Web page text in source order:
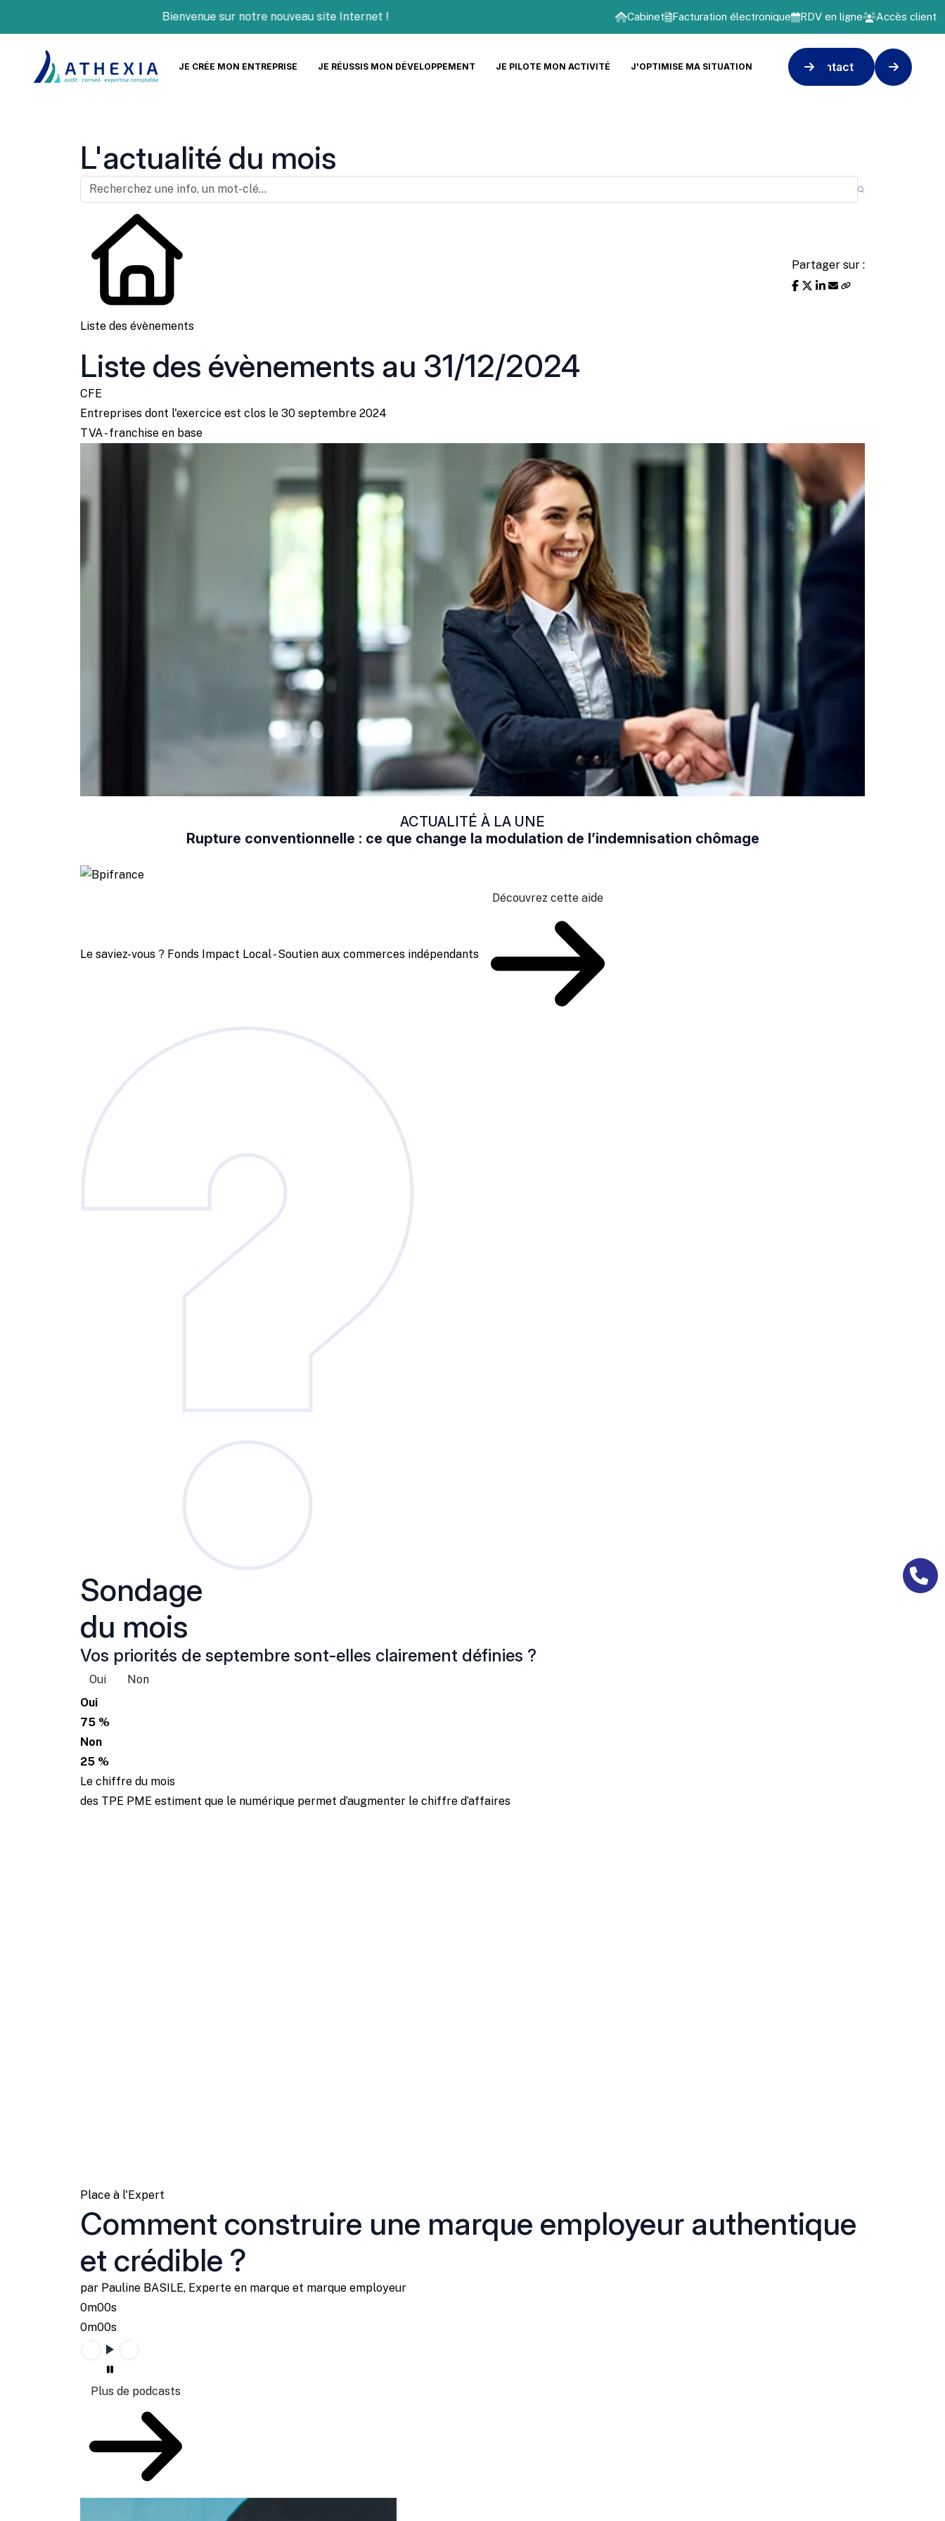
Bienvenue sur notre nouveau site Internet ! Cabinet Facturation électronique RDV en ligne Accès client
JE CRÉE MON ENTREPRISE JE RÉUSSIS MON DÉVELOPPEMENT JE PILOTE MON ACTIVITÉ J'OPTIMISE MA SITUATION Contact
L'actualité du mois
Liste des évènements
Partager sur :
Liste des évènements au 31/12/2024
CFE
Entreprises dont l'exercice est clos le 30 septembre 2024
TVA - franchise en base
ACTUALITÉ À LA UNE
Rupture conventionnelle : ce que change la modulation de l’indemnisation chômage
Le saviez-vous ? Fonds Impact Local - Soutien aux commerces indépendants
Découvrez cette aide
Sondage
du mois
Vos priorités de septembre sont-elles clairement définies ?
Oui
Non
Oui
75 %
Non
25 %
Le chiffre du mois
des TPE PME estiment que le numérique permet d’augmenter le chiffre d’affaires
Place à l'Expert
Comment construire une marque employeur authentique
et crédible ?
par Pauline BASILE, Experte en marque et marque employeur
0m00s
0m00s
Plus de podcasts